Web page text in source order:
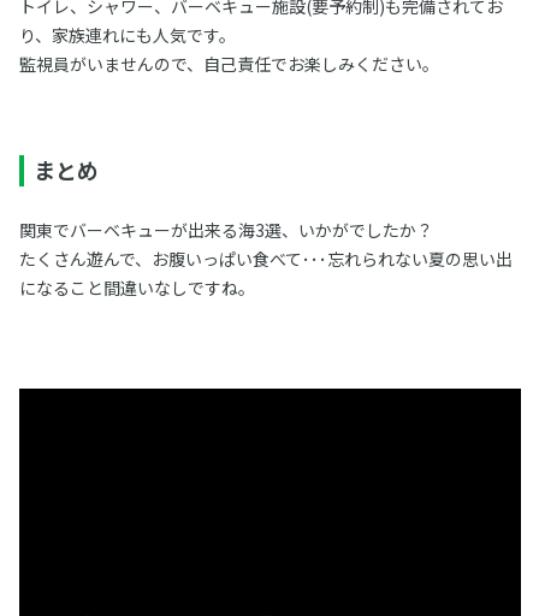
トイレ、シャワー、バーベキュー施設(要予約制)も完備されてお
り、家族連れにも人気です。
監視員がいませんので、自己責任でお楽しみください。
まとめ
関東でバーベキューが出来る海3選、いかがでしたか？
たくさん遊んで、お腹いっぱい食べて･･･忘れられない夏の思い出
になること間違いなしですね。